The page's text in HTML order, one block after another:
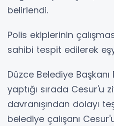
belirlendi.
Polis ekiplerinin
sahibi tespit edilerek
Düzce Belediye
yaptığı sırada Cesur'u
davranışından dolayı
belediye çalışanı